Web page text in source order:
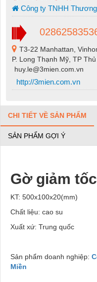
Công ty TNHH
T3-22 Manhattan,
P. Long Thạnh Mỹ, TP
huy.le@3mien.com.vn
http://3mien.com.vn
CHI TIẾT VỀ SẢN PHẨM
SẢN PHẨM GỢI Ý
Gờ giảm
KT: 500x100x20(mm)
Chất liệu: cao su
Xuất xứ: Trung quốc
Sản phẩm doanh nghiệp:
Miền